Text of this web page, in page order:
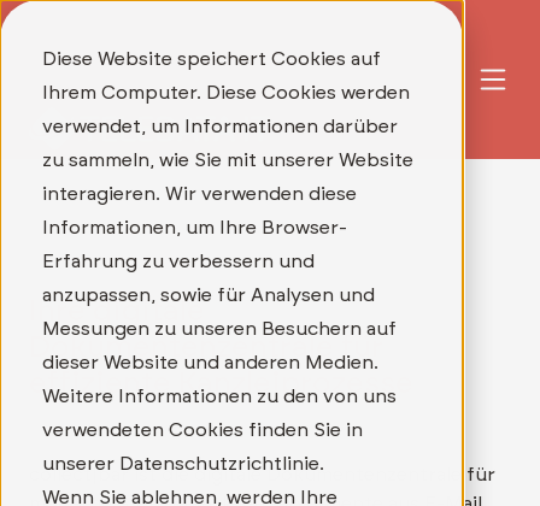
Diese Website speichert Cookies auf
Ihrem Computer. Diese Cookies werden
verwendet, um Informationen darüber
zu sammeln, wie Sie mit unserer Website
interagieren. Wir verwenden diese
Informationen, um Ihre Browser-
Erfahrung zu verbessern und
anzupassen, sowie für Analysen und
Messungen zu unseren Besuchern auf
dieser Website und anderen Medien.
Weitere Informationen zu den von uns
verwendeten Cookies finden Sie in
unserer Datenschutzrichtlinie.
Wenn Sie ablehnen, werden Ihre
Ihre digitale
Dokumentenzentrale für
effiziente Kanzleiprozesse
collect|bar ist die digitale Dokumentenzentrale für